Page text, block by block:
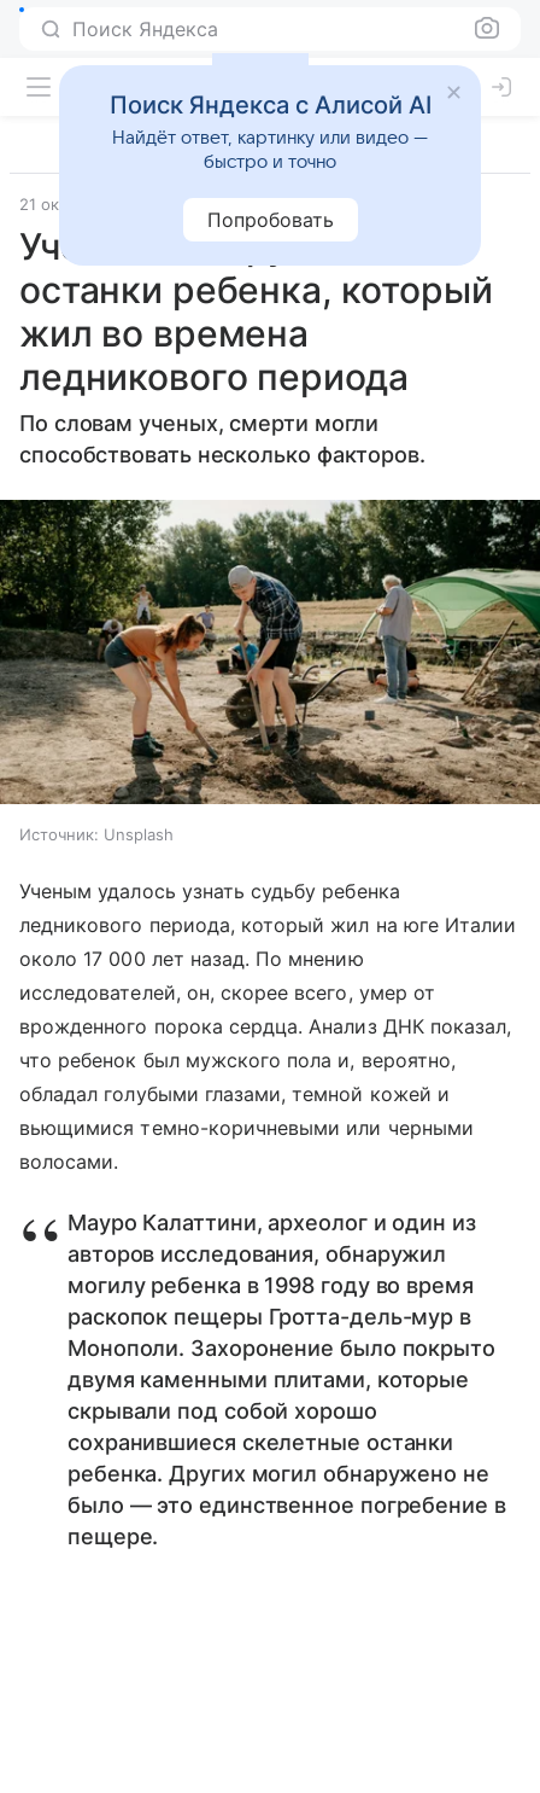
Поиск Яндекса
21 октября 2024 Вокруг Света
Ученые обнаружили
останки ребенка, который
жил во времена
ледникового периода
По словам ученых, смерти могли
способствовать несколько факторов.
Источник: Unsplash
Ученым удалось узнать судьбу ребенка
ледникового периода, который жил на юге Италии
около 17 000 лет назад. По мнению
исследователей, он, скорее всего, умер от
врожденного порока сердца. Анализ ДНК показал,
что ребенок был мужского пола и, вероятно,
обладал голубыми глазами, темной кожей и
вьющимися темно-коричневыми или черными
волосами.
Мауро Калаттини, археолог и один из
авторов исследования, обнаружил
могилу ребенка в 1998 году во время
раскопок пещеры Гротта-дель-мур в
Монополи. Захоронение было покрыто
двумя каменными плитами, которые
скрывали под собой хорошо
сохранившиеся скелетные останки
ребенка. Других могил обнаружено не
было — это единственное погребение в
пещере.
Поиск Яндекса с Алисой AI
Найдёт ответ, картинку или видео —
быстро и точно
Попробовать